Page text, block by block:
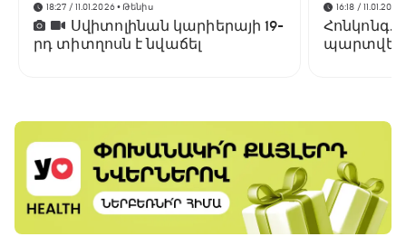
18:27 / 11.01.2026• Թենիս
Սվիտոլինան կարիերայի 19-
րդ տիտղոսն է նվաճել
16:18 / 11.01.2026
Հոնկոնգ.